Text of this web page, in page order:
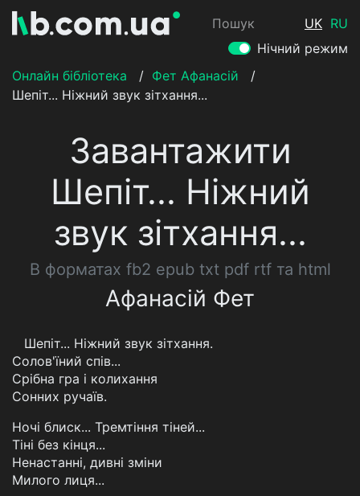
Пошук UK RU
Нічний режим
Онлайн бібліотека
/ Фет Афанасій
/
Шепіт... Ніжний звук зітхання...
Завантажити
Шепіт... Ніжний
звук зітхання...
В форматах fb2 epub txt pdf rtf та html
Афанасій Фет
Шепіт... Ніжний звук зітхання.
Солов'їний спів...
Срібна гра і колихання
Сонних ручаїв.
Ночі блиск... Тремтіння тіней...
Тіні без кінця...
Ненастанні, дивні зміни
Милого лиця...